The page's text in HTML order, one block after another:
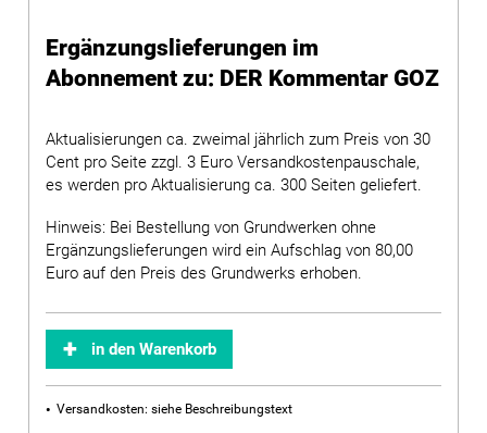
Ergänzungslieferungen im
Abonnement zu: DER Kommentar GOZ
Aktualisierungen ca. zweimal jährlich zum Preis von 30
Cent pro Seite zzgl. 3 Euro Versandkostenpauschale,
es werden pro Aktualisierung ca. 300 Seiten geliefert.
Hinweis: Bei Bestellung von Grundwerken ohne
Ergänzungslieferungen wird ein Aufschlag von 80,00
Euro auf den Preis des Grundwerks erhoben.
in den Warenkorb
Versandkosten: siehe Beschreibungstext